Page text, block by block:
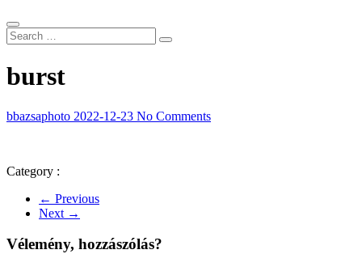
burst
bbazsaphoto 2022-12-23 No Comments
Category :
← Previous
Next →
Vélemény, hozzászólás?